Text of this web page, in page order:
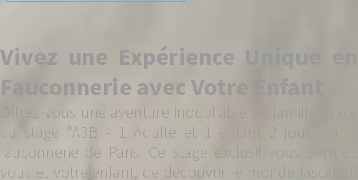
Vivez une Expérience Unique en
Fauconnerie avec Votre Enfant
Offrez-vous une aventure inoubliable en famille grâce
au stage "A3B - 1 Adulte et 1 enfant 2 jours" à la
fauconnerie de Paris. Ce stage exclusif vous permet,
vous et votre enfant, de découvrir le monde fascinant